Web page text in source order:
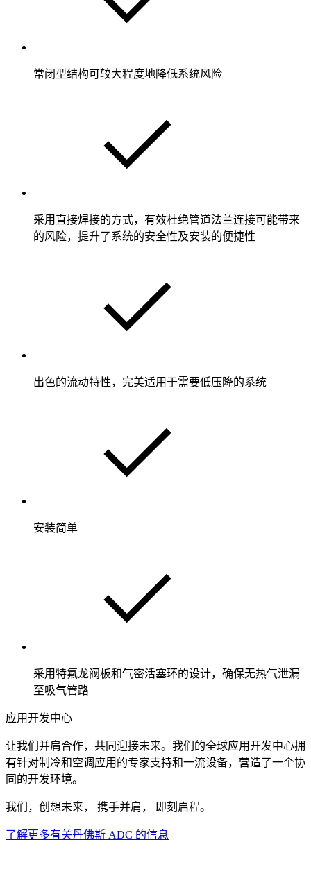
常闭型结构可较大程度地降低系统风险
采用直接焊接的方式，有效杜绝管道法兰连接可能带来
的风险，提升了系统的安全性及安装的便捷性
出色的流动特性，完美适用于需要低压降的系统
安装简单
采用特氟龙阀板和气密活塞环的设计，确保无热气泄漏
至吸气管路
应用开发中心
让我们并肩合作，共同迎接未来。我们的全球应用开发中心拥
有针对制冷和空调应用的专家支持和一流设备，营造了一个协
同的开发环境。
我们，创想未来， 携手并肩， 即刻启程。
了解更多有关丹佛斯 ADC 的信息